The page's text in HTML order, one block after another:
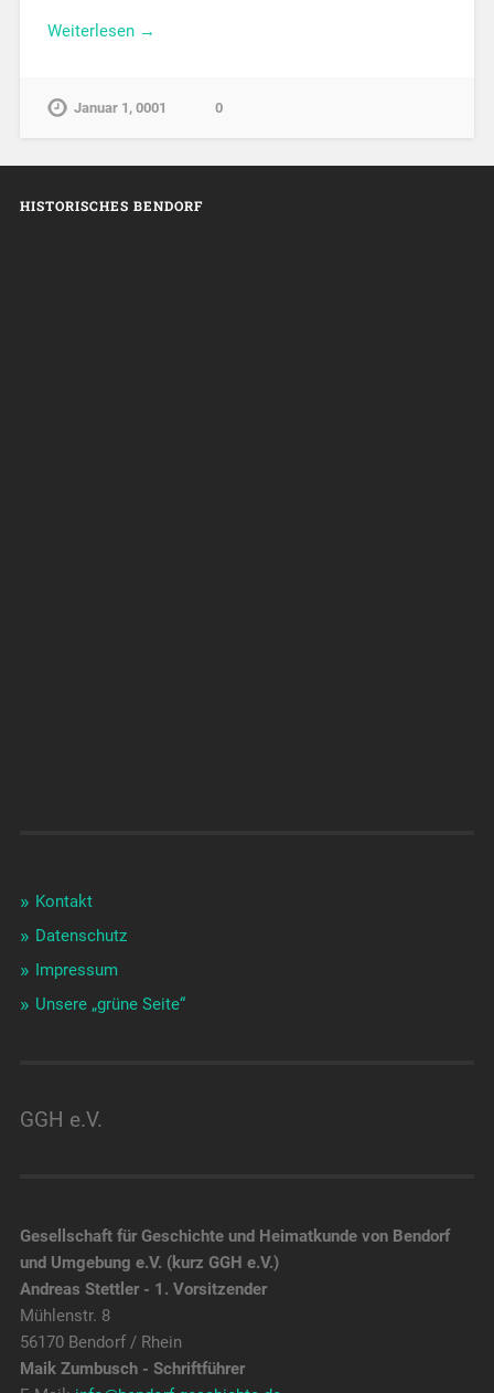
Weiterlesen →
Januar 1, 0001 0
HISTORISCHES BENDORF
Kontakt
Datenschutz
Impressum
Unsere „grüne Seite“
GGH e.V.
Gesellschaft für Geschichte und Heimatkunde von Bendorf
und Umgebung e.V. (kurz GGH e.V.)
Andreas Stettler - 1. Vorsitzender
Mühlenstr. 8
56170 Bendorf / Rhein
Maik Zumbusch - Schriftführer